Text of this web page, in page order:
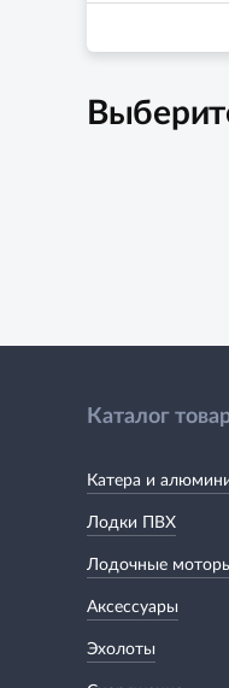
Каталог
Катера и
Лодки ПВХ
Лодочные
Аксессуары
Эхолоты